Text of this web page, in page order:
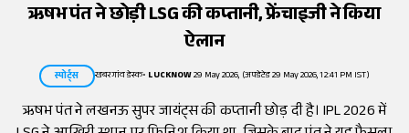
ऋषभ पंत ने छोड़ी LSG की कप्तानी, फ्रेंचाइजी ने किया
ऐलान
स्पोर्ट्स खबरगांव डेस्क• LUCKNOW29 May 2026, (अपडेटेड 29 May 2026, 12:41 PM IST)
ऋषभ पंत ने लखनऊ सुपर जायंट्स की कप्तानी छोड़ दी है। IPL 2026 में